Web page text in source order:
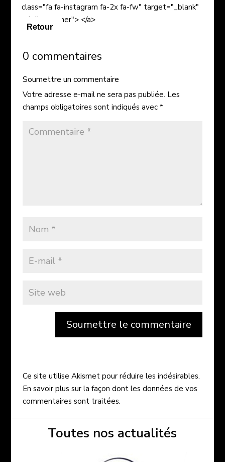
class="fa fa-instagram fa-2x fa-fw" target="_blank"
rel="noopener"> </a>
Retour
0 commentaires
Soumettre un commentaire
Votre adresse e-mail ne sera pas publiée. Les
champs obligatoires sont indiqués avec *
Soumettre le commentaire
Ce site utilise Akismet pour réduire les indésirables.
En savoir plus sur la façon dont les données de vos
commentaires sont traitées.
Toutes nos actualités